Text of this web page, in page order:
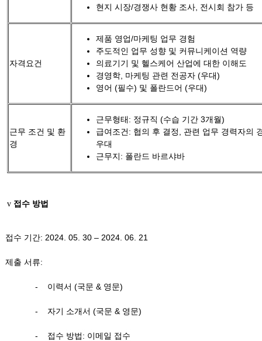
현지 시장/경쟁사 현황 조사, 전시회 참가 등
자격요건
제품 영업/마케팅 업무 경험
주도적인 업무 성향 및 커뮤니케이션 역량
의료기기 및 헬스케어 산업에 대한 이해도
경영학, 마케팅 관련 전공자 (우대)
영어 (필수) 및 폴란드어 (우대)
근무 조건 및 환
경
근무형태: 정규직 (수습 기간 3개월)
급여조건: 협의 후 결정, 관련 업무 경력자의
우대
근무지: 폴란드 바르샤바
v 접수 방법
접수 기간: 2024. 05. 30 – 2024. 06. 21
제출 서류:
- 이력서 (국문 & 영문)
- 자기 소개서 (국문 & 영문)
- 접수 방법: 이메일 접수